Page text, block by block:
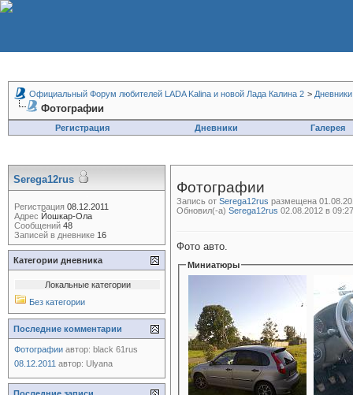
Официальный Форум любителей LADA Kalina и новой Лада Калина 2 > Дневники
Фотографии
Регистрация Дневники Галерея
Фотографии
Запись от Serega12rus размещена
Обновил(-а) Serega12rus 02.08.2012 в 09:27
Фото авто.
Миниатюры
Serega12rus
Регистрация 08.12.2011
Адрес Йошкар-Ола
Сообщений 48
Записей в дневнике 16
Категории дневника
Локальные категории
Без категории
Последние комментарии
Фотографии автор: black 61rus
08.12.2011 автор: Ulyana